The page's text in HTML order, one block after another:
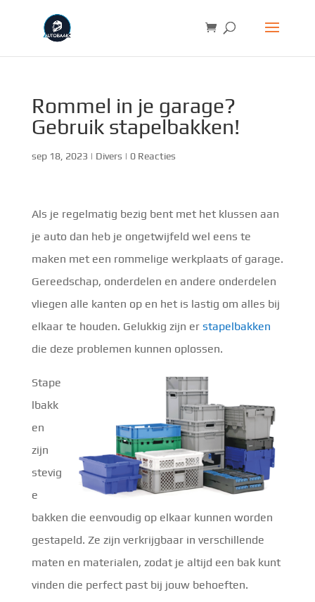
Rommel in je garage?
Gebruik stapelbakken!
sep 18, 2023 | Divers | 0 Reacties
Als je regelmatig bezig bent met het klussen aan
je auto dan heb je ongetwijfeld wel eens te
maken met een rommelige werkplaats of garage.
Gereedschap, onderdelen en andere onderdelen
vliegen alle kanten op en het is lastig om alles bij
elkaar te houden. Gelukkig zijn er stapelbakken
die deze problemen kunnen oplossen.
Stape
lbakk
en
zijn
stevig
e
bakken die eenvoudig op elkaar kunnen worden
gestapeld. Ze zijn verkrijgbaar in verschillende
maten en materialen, zodat je altijd een bak kunt
vinden die perfect past bij jouw behoeften.